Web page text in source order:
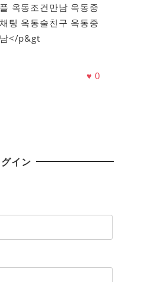
옥동조건만남 옥동중
팅 옥동술친구 옥동중
</p&gt
♥0
グイン